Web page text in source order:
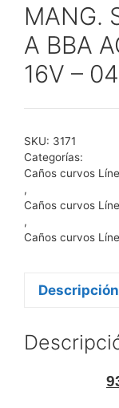
MANG.
A BBA
16V –
SKU: 3171
Categorías:
Caños curvos
,
Caños curvos
,
Caños curvos
Descripción